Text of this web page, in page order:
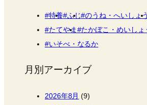
特養 ふじ のうね・へいしょ
たてやま
たかぼこ・めいしょ
いそべ・なるか
月別アーカイブ
2026年8月 (9)